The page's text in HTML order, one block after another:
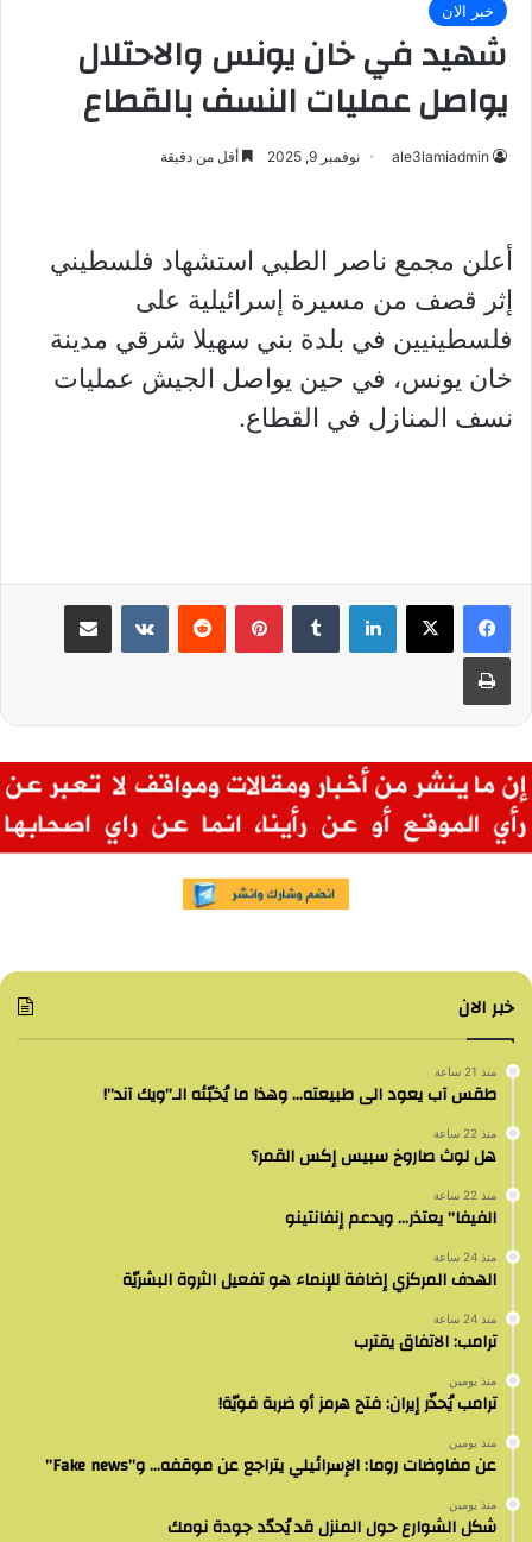
خبر الان
شهيد في خان يونس والاحتلال
يواصل عمليات النسف بالقطاع
ale3lamiadmin نوفمبر 9, 2025 أقل من دقيقة
أعلن مجمع ناصر الطبي استشهاد فلسطيني
إثر قصف من مسيرة إسرائيلية على
فلسطينيين في بلدة بني سهيلا شرقي مدينة
خان يونس، في حين يواصل الجيش عمليات
نسف المنازل في القطاع.
لينكدإن بينتيريست مشاركة عبر البريد
طباعة
خبر الان
منذ 21 ساعة
طقس آب يعود الى طبيعته… وهذا ما يُخبّئه الـ”ويك آند”!
منذ 22 ساعة
هل لوث صاروخ سبيس إكس القمر؟
منذ 22 ساعة
الفيفا” يعتذر… ويدعم إنفانتينو
منذ 24 ساعة
الهدف المركزي إضافة للإنماء هو تفعيل الثروة البشريّة
منذ 24 ساعة
ترامب: الاتفاق يقترب
منذ يومين
ترامب يُحذّر إيران: فتح هرمز أو ضربة قويّة!
منذ يومين
عن مفاوضات روما: الإسرائيلي يتراجع عن موقفه… و”Fake news”
منذ يومين
شكل الشوارع حول المنزل قد يُحدّد جودة نومك